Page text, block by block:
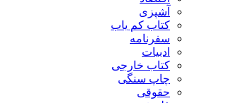
آشپزی
کتاب کم یاب
سفرنامه
ادبیات
کتاب خارجی
چاپ سنگی
حقوقی